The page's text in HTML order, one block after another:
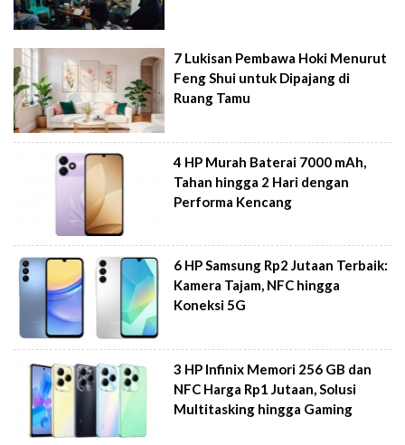
7 Lukisan Pembawa Hoki Menurut
Feng Shui untuk Dipajang di
Ruang Tamu
4 HP Murah Baterai 7000 mAh,
Tahan hingga 2 Hari dengan
Performa Kencang
6 HP Samsung Rp2 Jutaan Terbaik:
Kamera Tajam, NFC hingga
Koneksi 5G
3 HP Infinix Memori 256 GB dan
NFC Harga Rp1 Jutaan, Solusi
Multitasking hingga Gaming